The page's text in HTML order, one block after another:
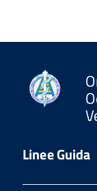
Linee Guida